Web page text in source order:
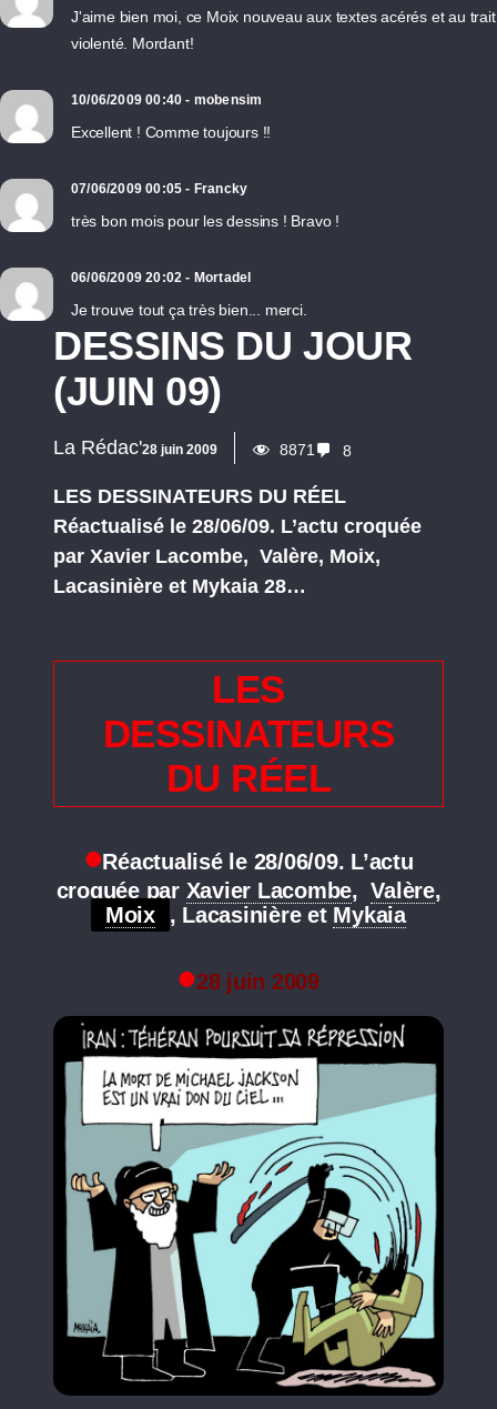
DESSINS DU JOUR
(JUIN 09)
La Rédac'28 juin 2009 8871 8
LES DESSINATEURS DU RÉEL
Réactualisé le 28/06/09. L’actu croquée
par Xavier Lacombe, Valère, Moix,
Lacasinière et Mykaia 28…
LES
DESSINATEURS
DU RÉEL
Réactualisé le 28/06/09. L’actu
croquée par Xavier Lacombe,Valère,
Moix
, Lacasinière et Mykaia
28 juin 2009
J'aime bien moi, ce Moix nouveau aux textes acérés et au trait
violenté. Mordant!
10/06/2009 00:40 - mobensim
Excellent ! Comme toujours !!
07/06/2009 00:05 - Francky
très bon mois pour les dessins ! Bravo !
06/06/2009 20:02 - Mortadel
Je trouve tout ça très bien... merci.